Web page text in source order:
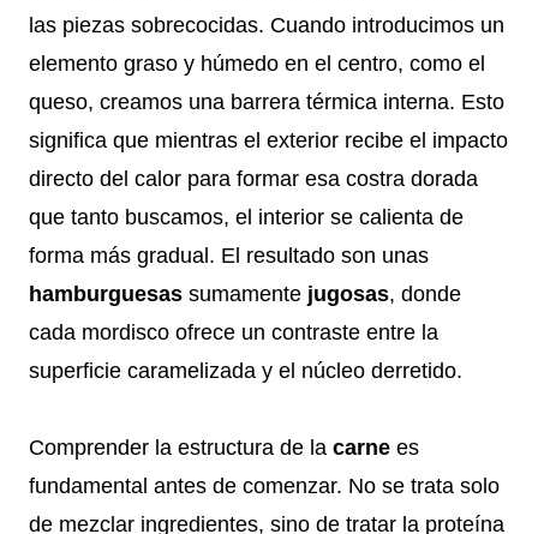
las piezas sobrecocidas. Cuando introducimos un
elemento graso y húmedo en el centro, como el
queso, creamos una barrera térmica interna. Esto
significa que mientras el exterior recibe el impacto
directo del calor para formar esa costra dorada
que tanto buscamos, el interior se calienta de
forma más gradual. El resultado son unas
hamburguesas sumamente jugosas, donde
cada mordisco ofrece un contraste entre la
superficie caramelizada y el núcleo derretido.
Comprender la estructura de la carne es
fundamental antes de comenzar. No se trata solo
de mezclar ingredientes, sino de tratar la proteína